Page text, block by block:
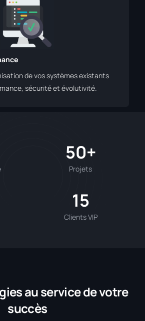
de vos systèmes existants
sécurité et évolutivité.
50+
Projets
15
Clients VIP
au service de votre
succès